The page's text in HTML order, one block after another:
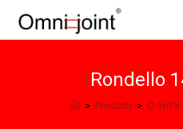
Rondello
> Prodotti > C-1675